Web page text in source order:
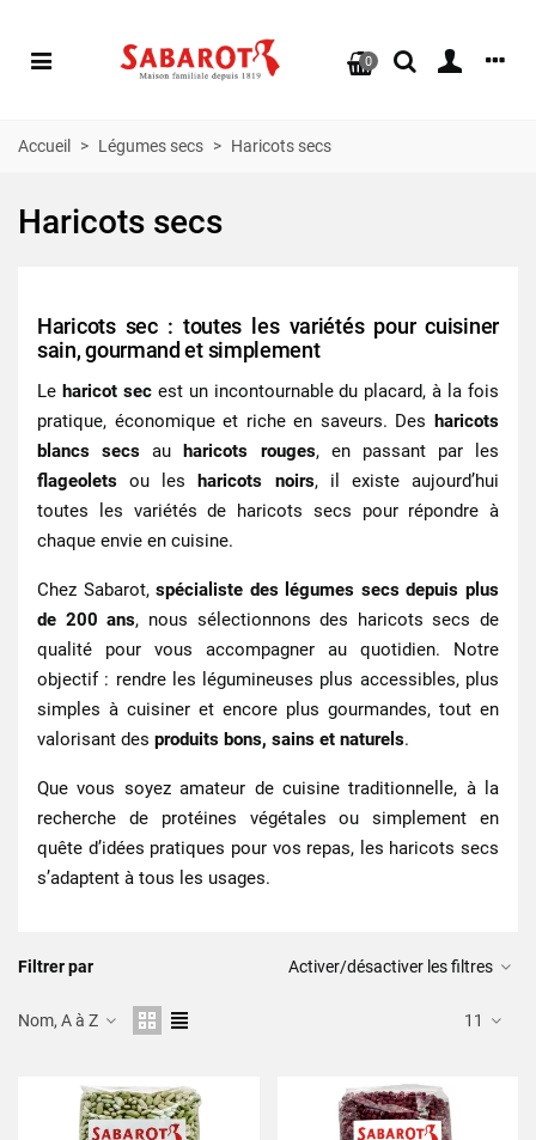
0
Accueil > Légumes secs > Haricots secs
Haricots secs
Haricots sec : toutes les variétés pour cuisiner
sain, gourmand et simplement
Le haricot secest un incontournable du placard, à la fois
pratique, économique et riche en saveurs. Des haricots
blancs secs auharicots rouges, en passant par les
flageolets ou lesharicots noirs, il existe aujourd’hui
toutes les variétés de haricots secs pour répondre à
chaque envie en cuisine.
Chez Sabarot,spécialiste des légumes secs depuis plus
de 200 ans, nous sélectionnons des haricots secs de
qualité pour vous accompagner au quotidien. Notre
objectif : rendre les légumineuses plus accessibles, plus
simples à cuisiner et encore plus gourmandes, tout en
valorisant des produits bons, sains et naturels.
Que vous soyez amateur de cuisine traditionnelle, à la
recherche de protéines végétales ou simplement en
quête d’idées pratiques pour vos repas, les haricots secs
s’adaptent à tous les usages.
Filtrer par Activer/désactiver les filtres
Nom, A à Z 11